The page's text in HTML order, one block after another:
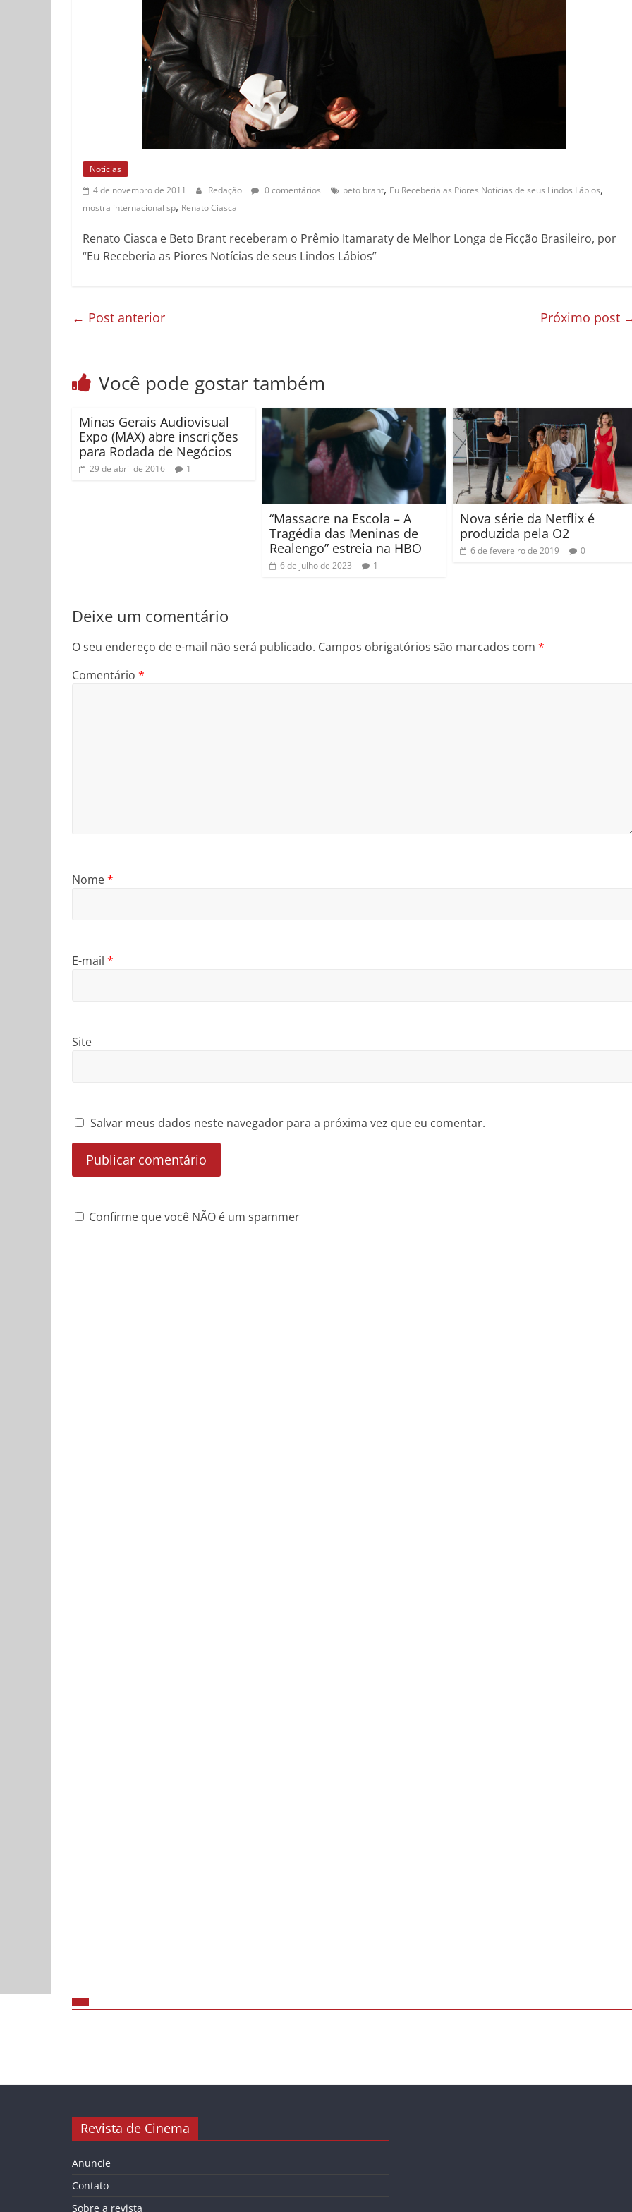
Notícias
4 de novembro de 2011
Redação 0 comentários beto brant, Eu Receberia as Piores Notícias de seus Lindos Lábios,
mostra internacional sp, Renato Ciasca
Renato Ciasca e Beto Brant receberam o Prêmio Itamaraty de Melhor Longa de Ficção Brasileiro, por
“Eu Receberia as Piores Notícias de seus Lindos Lábios”
← Post anterior Próximo post
Você pode gostar também
Minas Gerais Audiovisual
Expo (MAX) abre inscrições
para Rodada de Negócios
29 de abril de 2016 1
“Massacre na Escola – A
Tragédia das Meninas de
Realengo” estreia na HBO
6 de julho de 2023 1
Nova série da Netflix é
produzida pela O2
6 de fevereiro de 2019 0
Deixe um comentário
O seu endereço de e-mail não será publicado. Campos obrigatórios são marcados com *
Comentário *
Nome*
E-mail *
Site
Salvar meus dados neste navegador para a próxima vez que eu comentar.
Confirme que você NÃO é um spammer
Revista de Cinema
Anuncie
Contato
Sobre a revista